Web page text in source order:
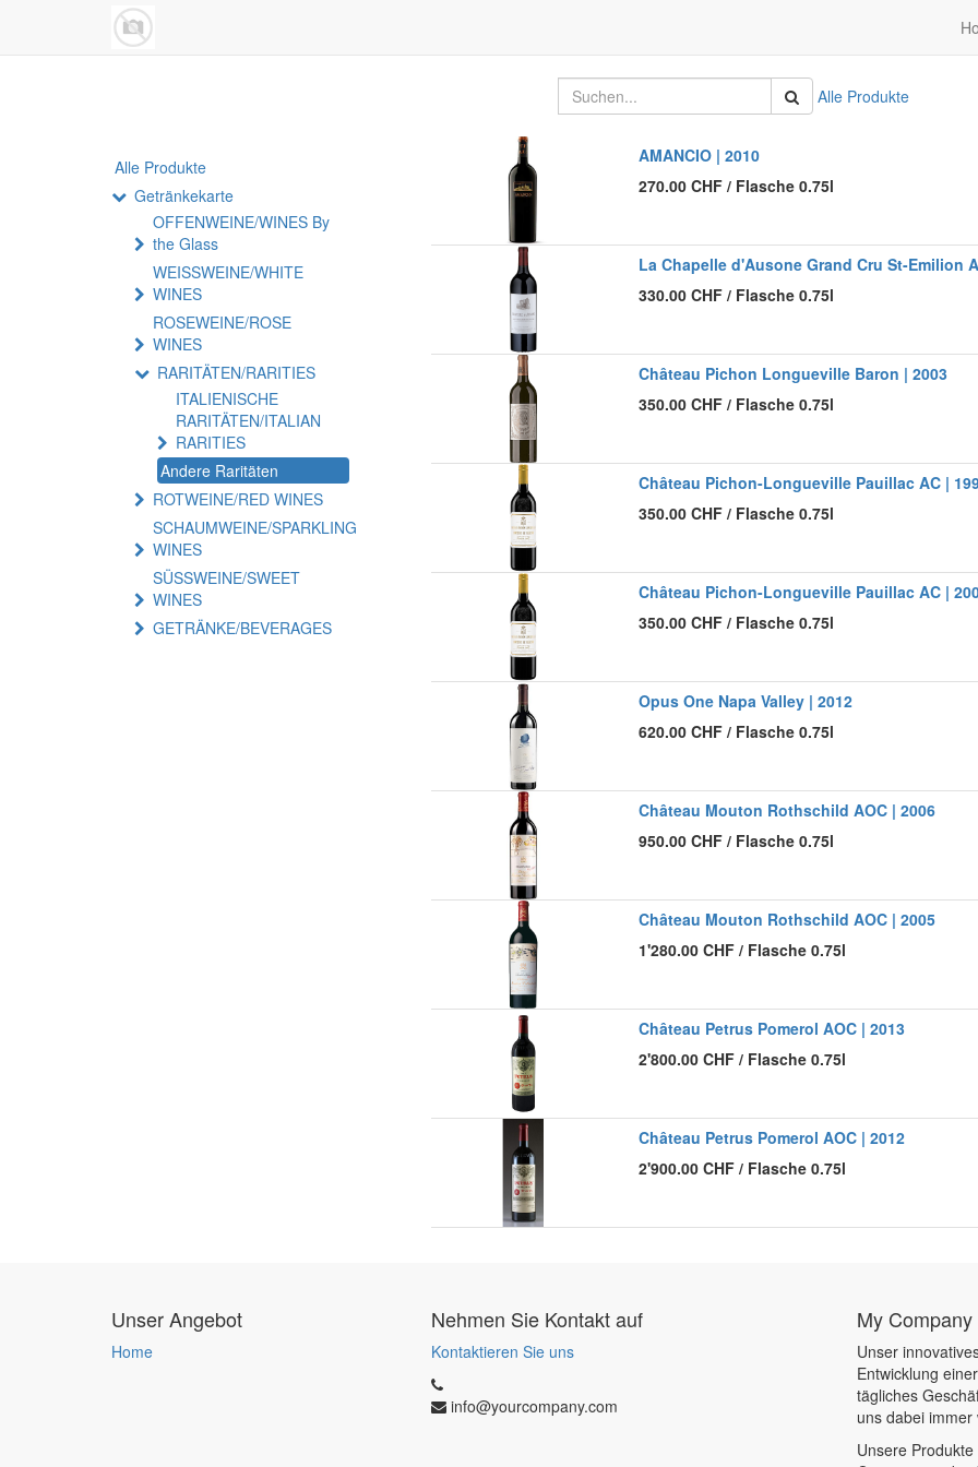
Alle Produkte
Alle Produkte
Getränkekarte
OFFENWEINE/WINES By
the Glass
WEISSWEINE/WHITE
WINES
ROSEWEINE/ROSE
WINES
RARITÄTEN/RARITIES
ITALIENISCHE
RARITÄTEN/ITALIAN
RARITIES
Andere Raritäten
ROTWEINE/RED WINES
SCHAUMWEINE/SPARKLING
WINES
SÜSSWEINE/SWEET
WINES
GETRÄNKE/BEVERAGES
AMANCIO | 2010
270.00CHF / Flasche 0.75l
La Chapelle d'Ausone Grand Cru St-Emilion
330.00CHF / Flasche 0.75l
Château Pichon Longueville Baron | 2003
350.00CHF / Flasche 0.75l
Château Pichon-Longueville Pauillac AC |
350.00CHF / Flasche 0.75l
Château Pichon-Longueville Pauillac AC |
350.00CHF / Flasche 0.75l
Opus One Napa Valley | 2012
620.00CHF / Flasche 0.75l
Château Mouton Rothschild AOC | 2006
950.00CHF / Flasche 0.75l
Château Mouton Rothschild AOC | 2005
1'280.00CHF / Flasche 0.75l
Château Petrus Pomerol AOC | 2013
2'800.00CHF / Flasche 0.75l
Château Petrus Pomerol AOC | 2012
2'900.00CHF / Flasche 0.75l
Unser Angebot
Home
Nehmen Sie Kontakt auf
Kontaktieren Sie uns
info@yourcompany.com
My Company
Unser
Entwicklung
tägliches
uns dabei
Unsere